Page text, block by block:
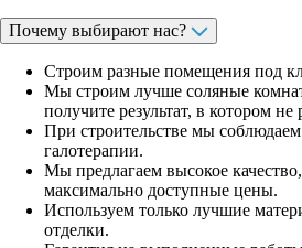
Почему выбирают нас?
Строим разные помещения под
Мы строим лучше соляные
получите результат, в котором не
При строительстве мы
галотерапии.
Мы предлагаем высокое
максимально доступные цены.
Используем только лучшие
отделки.